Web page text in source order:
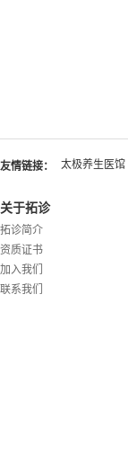
友情链接： 太极养生医馆
关于拓诊
拓诊简介
资质证书
加入我们
联系我们